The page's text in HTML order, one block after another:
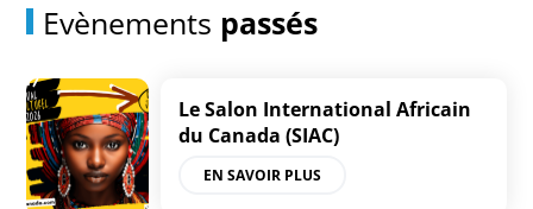
Evènements passés
Le Salon International Africain
du Canada (SIAC)
EN SAVOIR PLUS